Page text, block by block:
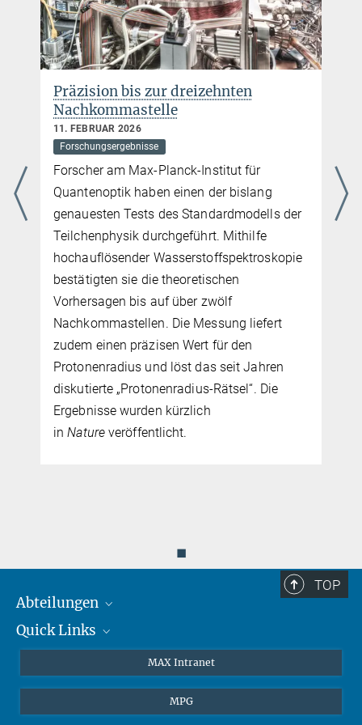
Alexander Impertro
Doktorand
a.impertro@...
Ludwig-Maximilians-Universität
Charlotte Huber
Presse- und Öffentlichkeitsarbeit
+49 89 32905-672
Max-Planck-Institut für Quantenoptik, Garching
Präzision bis zur dreizehnten
Nachkommastelle
11. FEBRUAR 2026
Forschungsergebnisse
Forscher am Max-Planck-Institut für
Quantenoptik haben einen der bislang
genauesten Tests des Standardmodells der
Teilchenphysik durchgeführt. Mithilfe
hochauflösender Wasserstoffspektroskopie
bestätigten sie die theoretischen
Vorhersagen bis auf über zwölf
Nachkommastellen. Die Messung liefert
zudem einen präzisen Wert für den
Protonenradius und löst das seit Jahren
diskutierte „Protonenradius-Rätsel“. Die
Ergebnisse wurden kürzlich
inNatureveröffentlicht.
◼
TOP
Abteilungen
Attosekundenphysik
Quantendynamik
Quick Links
EU-Büro
Kontakt
MAX Intranet
MPG